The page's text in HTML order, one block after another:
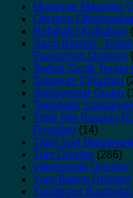
Muayene Masaları
Otoskop
Refakatçi Koltukları
Sargı Bezleri -
Pansuman Ürünleri
Soğuk-Sıcak
Solunum Cihazları
Solüsyonlar Grubu
Tekerlekli
Tıbbi Atık Kutuları
Poşetleri (14)
Tıbbi Sarf
Tüm Ürünler (286)
Veterinerlik Ürünleri
Yara Bakım Ürünleri
Yürüteçler